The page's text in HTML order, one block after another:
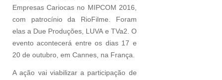
Empresas Cariocas no MIPCOM 2016,
com patrocínio da RioFilme. Foram
elas a Due Produções, LUVA e TVa2. O
evento acontecerá entre os dias 17 e
20 de outubro, em Cannes, na França.
A ação vai viabilizar a participação de